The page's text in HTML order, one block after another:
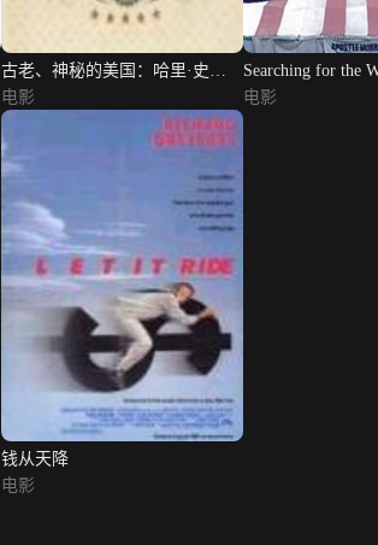
古老、神秘的美国：哈里·史密
斯的《美国民间音乐选集》
电影
Searching for the
Jesus
电影
钱从天降
电影